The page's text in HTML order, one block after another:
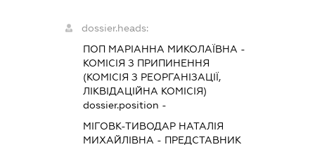
dossier.heads:
ПОП МАРІАННА МИКОЛАЇВНА -
КОМІСІЯ З ПРИПИНЕННЯ
(КОМІСІЯ З РЕОРГАНІЗАЦІЇ,
ЛІКВІДАЦІЙНА КОМІСІЯ)
dossier.position -
МІГОВК-ТИВОДАР НАТАЛІЯ
МИХАЙЛІВНА - ПРЕДСТАВНИК